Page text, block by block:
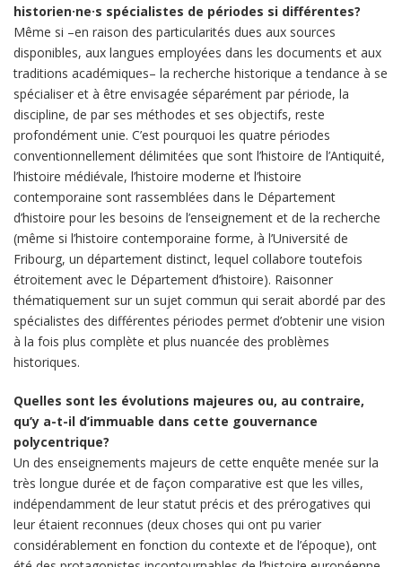
historien·ne·s spécialistes de périodes si différentes?
Même si –en raison des particularités dues aux sources
disponibles, aux langues employées dans les documents et aux
traditions académiques– la recherche historique a tendance à se
spécialiser et à être envisagée séparément par période, la
discipline, de par ses méthodes et ses objectifs, reste
profondément unie. C’est pourquoi les quatre périodes
conventionnellement délimitées que sont l’histoire de l’Antiquité,
l’histoire médiévale, l’histoire moderne et l’histoire
contemporaine sont rassemblées dans le Département
d’histoire pour les besoins de l’enseignement et de la recherche
(même si l’histoire contemporaine forme, à l’Université de
Fribourg, un département distinct, lequel collabore toutefois
étroitement avec le Département d’histoire). Raisonner
thématiquement sur un sujet commun qui serait abordé par des
spécialistes des différentes périodes permet d’obtenir une vision
à la fois plus complète et plus nuancée des problèmes
historiques.
Quelles sont les évolutions majeures ou, au contraire,
qu’y a-t-il d’immuable dans cette gouvernance
polycentrique?
Un des enseignements majeurs de cette enquête menée sur la
très longue durée et de façon comparative est que les villes,
indépendamment de leur statut précis et des prérogatives qui
leur étaient reconnues (deux choses qui ont pu varier
considérablement en fonction du contexte et de l’époque), ont